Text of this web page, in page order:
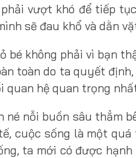
vượt khó để tiếp
sẽ đau khổ và dằn
bé không phải vì bạn
toàn do ta quyết
quan hệ quan trọng
né nỗi buồn sâu thẳm
cuộc sống là một
ta mới có được